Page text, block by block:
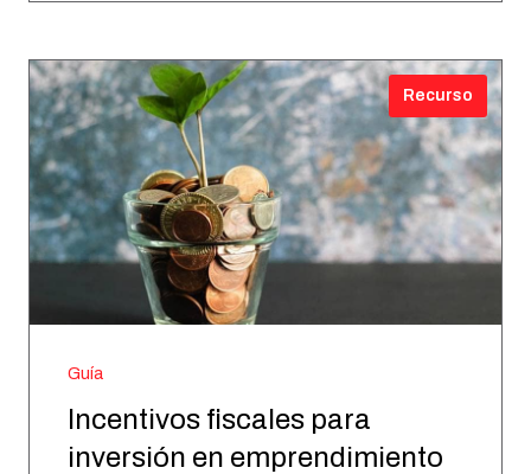
Recurso
Guía
Incentivos fiscales para
inversión en emprendimiento